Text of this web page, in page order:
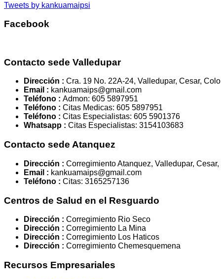
Tweets by kankuamaipsi
Facebook
Contacto sede Valledupar
Dirección : Cra. 19 No. 22A-24, Valledupar, Cesar,
Email : kankuamaips@gmail.com
Teléfono : Admon: 605 5897951
Teléfono : Citas Medicas: 605 5897951
Teléfono : Citas Especialistas: 605 5901376
Whatsapp : Citas Especialistas: 3154103683
Contacto sede Atanquez
Dirección : Corregimiento Atanquez, Valledupar,
Email : kankuamaips@gmail.com
Teléfono : Citas: 3165257136
Centros de Salud en el Resguardo
Dirección : Corregimiento Rio Seco
Dirección : Corregimiento La Mina
Dirección : Corregimiento Los Haticos
Dirección : Corregimiento Chemesquemena
Recursos Empresariales